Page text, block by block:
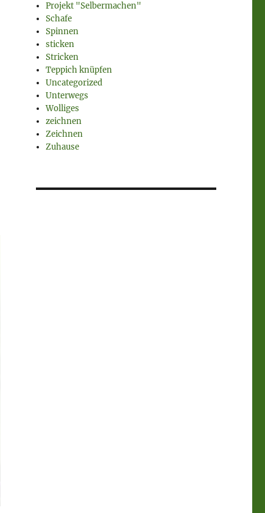
Projekt "Selbermachen"
Schafe
Spinnen
sticken
Stricken
Teppich knüpfen
Uncategorized
Unterwegs
Wolliges
zeichnen
Zeichnen
Zuhause